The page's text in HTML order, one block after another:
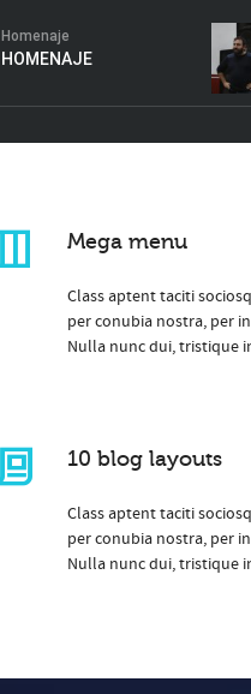
Homenaje
HOMENAJE
Mega menu
Class aptent taciti
per conubia nostra, per
Nulla nunc dui, tristique
10 blog layouts
Class aptent taciti
per conubia nostra, per
Nulla nunc dui, tristique